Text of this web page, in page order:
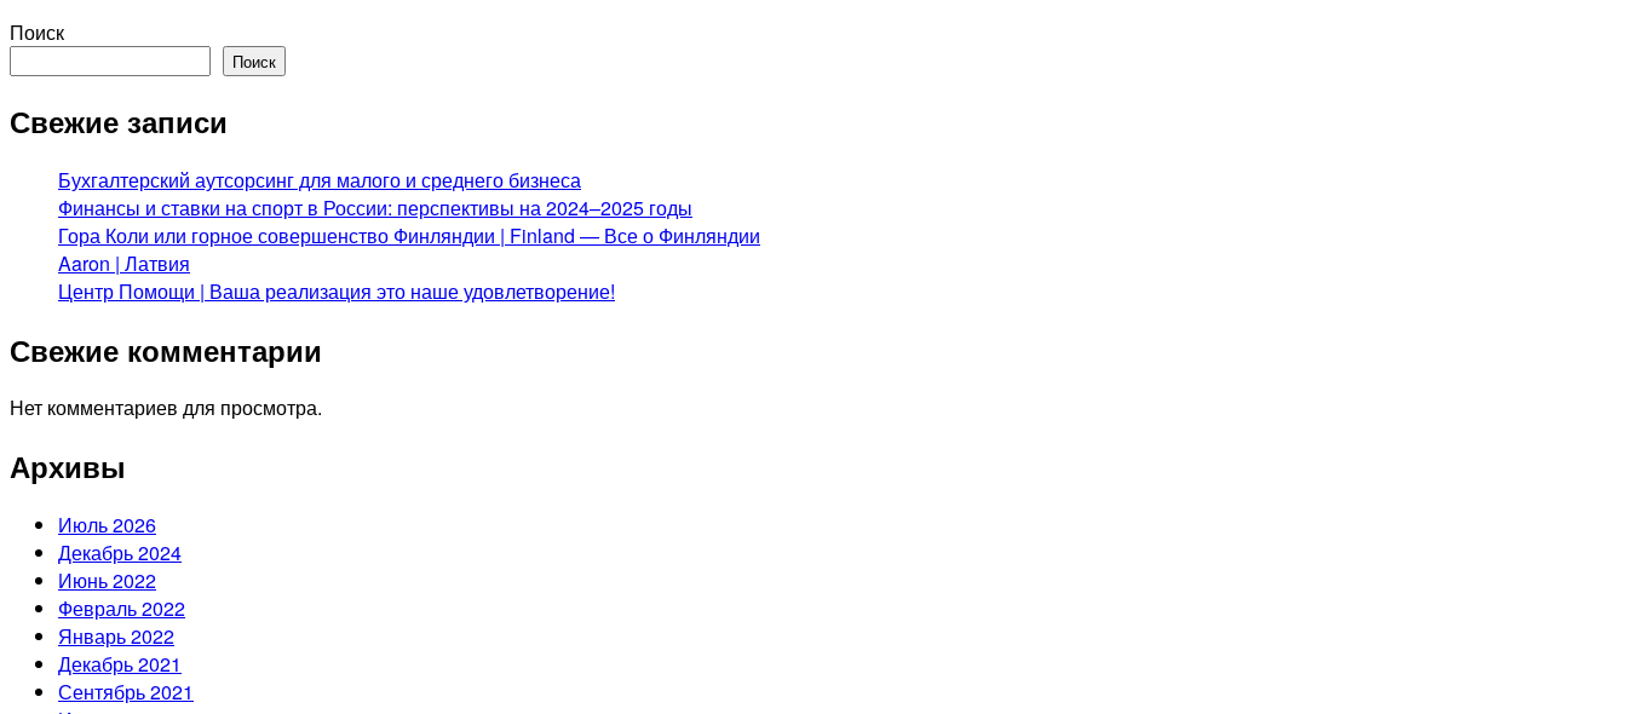
Поиск
Поиск
Свежие записи
Бухгалтерский аутсорсинг для малого и среднего бизнеса
Финансы и ставки на спорт в России: перспективы на 2024–2025 годы
Гора Коли или горное совершенство Финляндии | Finland — Все о Финляндии
Aaron | Латвия
Центр Помощи | Ваша реализация это наше удовлетворение!
Свежие комментарии
Нет комментариев для просмотра.
Архивы
Июль 2026
Декабрь 2024
Июнь 2022
Февраль 2022
Январь 2022
Декабрь 2021
Сентябрь 2021